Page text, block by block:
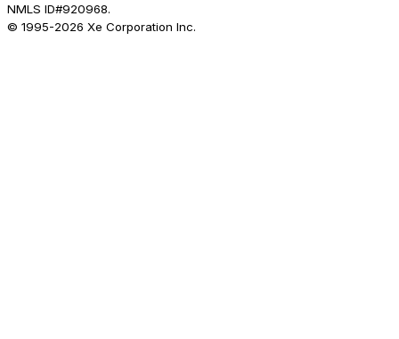
NMLS ID#920968.
© 1995-2026 Xe Corporation Inc.